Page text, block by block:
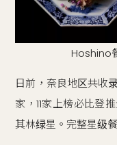
Hoshino
日前，奈良地区共收
家，11家上榜必比登
其林绿星。完整星级